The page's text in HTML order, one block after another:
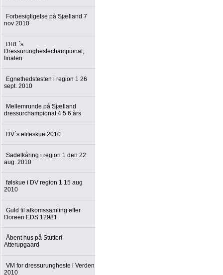
Forbesigtigelse på Sjælland 7
nov 2010
DRF´s
Dressurunghestechampionat,
finalen
Egnethedstesten i region 1 26
sept. 2010
Mellemrunde på Sjælland
dressurchampionat 4 5 6 års
DV´s eliteskue 2010
Sadelkåring i region 1 den 22
aug. 2010
følskue i DV region 1 15 aug
2010
Guld til afkomssamling efter
Doreen EDS 12981
Åbent hus på Stutteri
Atterupgaard
VM for dressurungheste i Verden
2010